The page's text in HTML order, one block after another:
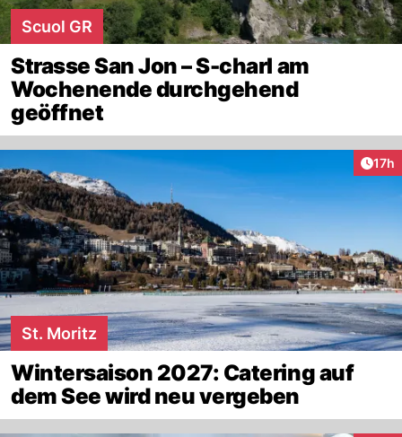
Scuol GR
Strasse San Jon – S-charl am
Wochenende durchgehend
geöffnet
17h
St. Moritz
Wintersaison 2027: Catering auf
dem See wird neu vergeben